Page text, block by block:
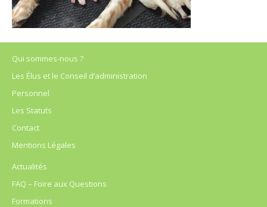
Qui sommes-nous ?
Les Élus et le Conseil d’administration
Personnel
Les Statuts
Contact
Mentions Légales
Actualités
FAQ – Foire aux Questions
Formations